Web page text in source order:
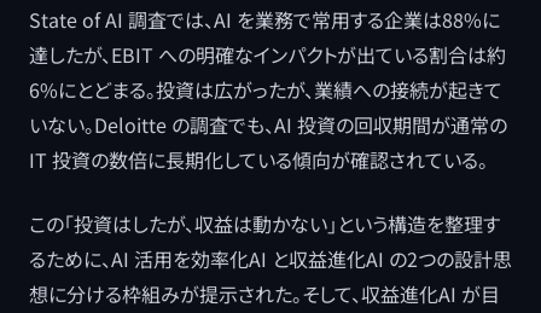
State of AI 調査では、AI を業務で常用する企業は88%に
達したが、EBIT への明確なインパクトが出ている割合は約
6%にとどまる。投資は広がったが、業績への接続が起きて
いない。Deloitte の調査でも、AI 投資の回収期間が通常の
IT 投資の数倍に長期化している傾向が確認されている。
この「投資はしたが、収益は動かない」という構造を整理す
るために、AI 活用を効率化AI と収益進化AI の2つの設計思
想に分ける枠組みが提示された。そして、収益進化AI が目